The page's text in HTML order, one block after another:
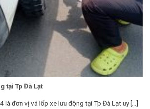
tại Tp Đà Lạt
là đơn vị vá lốp xe lưu động tại Tp Đà Lạt uy [...]